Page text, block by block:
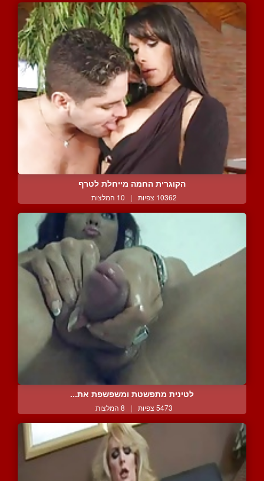
הקוגרית החמה מייחלת לטרף
10362 צפיות | 10 המלצות
לטינית מתפשטת ומשפשפת את...
5473 צפיות | 8 המלצות